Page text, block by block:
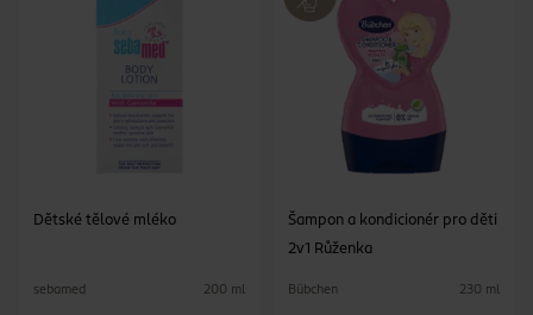
Dětské tělové mléko
sebamed 200 ml
Šampon a kondicionér pro děti
2v1 Růženka
Bübchen 230 ml